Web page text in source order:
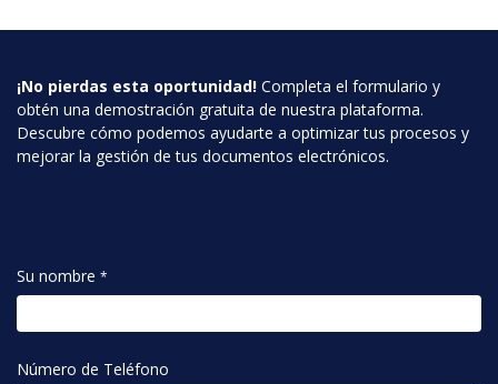
¡No pierdas esta oportunidad! Completa el formulario y
obtén una demostración gratuita de nuestra plataforma.
Descubre cómo podemos ayudarte a optimizar tus procesos y
mejorar la gestión de tus documentos electrónicos.
Su nombre *
Número de Teléfono